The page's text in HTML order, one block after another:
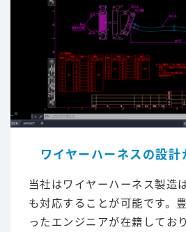
ワイヤーハーネスの設
当社はワイヤーハーネス製造
も対応することが可能です。
ったエンジニアが在籍してお